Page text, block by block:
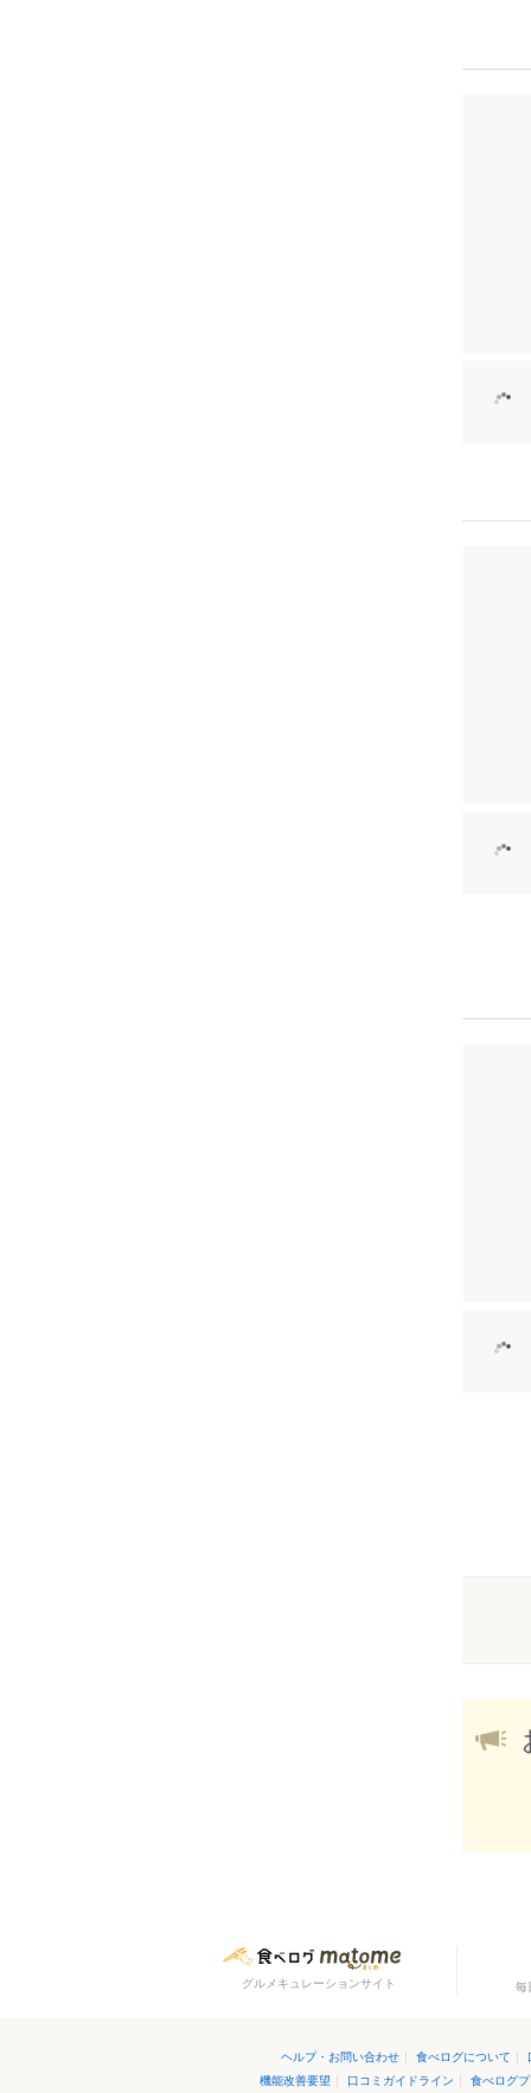
グルメキュレーションサイト 毎
ヘルプ・お問い合わせ | 食べログについて |
機能改善要望 | 口コミガイドライン | 食べログ